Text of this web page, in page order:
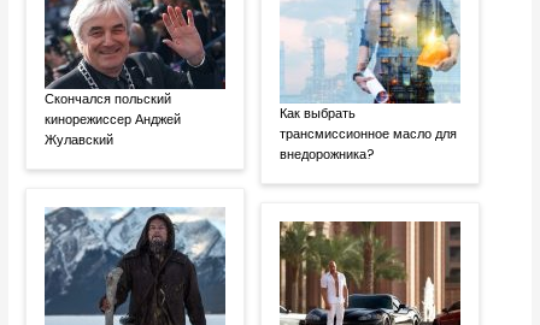
Скончался польский
кинорежиссер Анджей
Жулавский
Как выбрать
трансмиссионное масло для
внедорожника?